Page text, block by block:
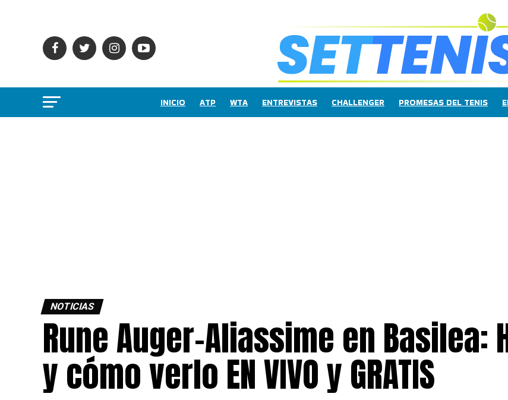
INICIO ATP WTA ENTREVISTAS CHALLENGER PROMESAS DEL TENIS
NOTICIAS
Rune Auger-Aliassime en Basilea:
y cómo verlo EN VIVO y GRATIS